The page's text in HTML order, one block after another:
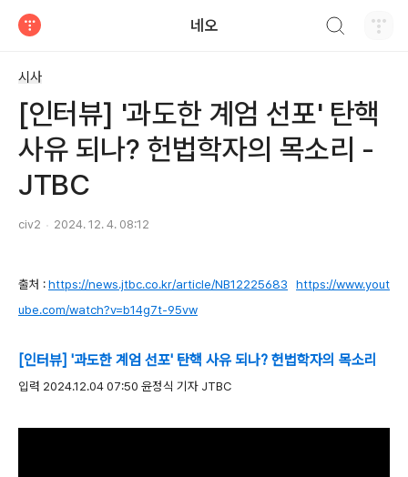
네오
시사
[인터뷰] '과도한 계엄 선포' 탄핵
사유 되나? 헌법학자의 목소리 -
JTBC
civ2 2024. 12. 4. 08:12
출처 :https://news.jtbc.co.kr/article/NB12225683
https://www.yout
ube.com/watch?v=b14g7t-95vw
[인터뷰] '과도한 계엄 선포' 탄핵 사유 되나? 헌법학자의 목소리
입력 2024.12.04 07:50 윤정식 기자 JTBC